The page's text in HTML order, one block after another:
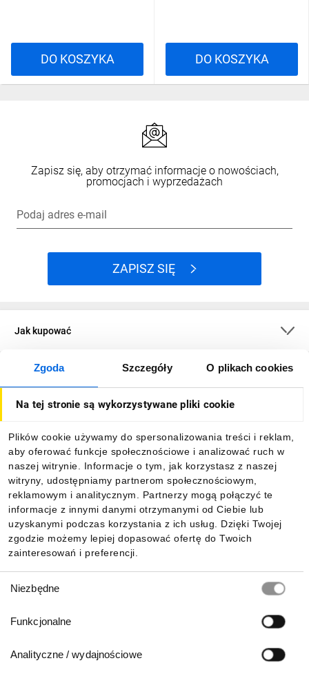
Zgoda Szczegóły O plikach cookies
Na tej stronie są wykorzystywane pliki cookie
Plików cookie używamy do spersonalizowania treści i reklam,
aby oferować funkcje społecznościowe i analizować ruch w
naszej witrynie. Informacje o tym, jak korzystasz z naszej
witryny, udostępniamy partnerom społecznościowym,
reklamowym i analitycznym. Partnerzy mogą połączyć te
informacje z innymi danymi otrzymanymi od Ciebie lub
uzyskanymi podczas korzystania z ich usług. Dzięki Twojej
zgodzie możemy lepiej dopasować ofertę do Twoich
zainteresowań i preferencji.
zgody
Niezbędne
Funkcjonalne
Analityczne / wydajnościowe
DO KOSZYKA DO KOSZYKA
Zapisz się, aby otrzymać informacje o nowościach,
promocjach i wyprzedażach
Podaj adres e-mail
ZAPISZ SIĘ
Jak kupować
O firmie
Informacje
Pobierz naszą aplikację mobilną: